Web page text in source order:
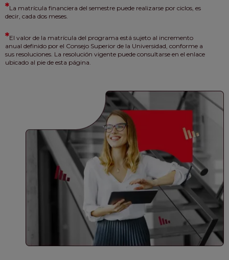
*La matrícula financiera del semestre puede realizarse por ciclos, es
decir, cada dos meses.
*El valor de la matrícula del programa está sujeto al incremento
anual definido por el Consejo Superior de la Universidad, conforme a
sus resoluciones. La resolución vigente puede consultarse en el enlace
ubicado al pie de esta página.